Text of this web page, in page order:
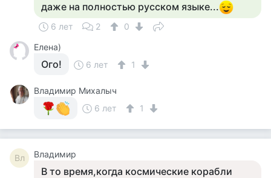
даже на полностью русском языке...
6 лет 2
0
Елена)
Ого! 6 лет 1
Владимир Михалыч
6 лет
1
Вл Владимир
В то время,когда космические корабли